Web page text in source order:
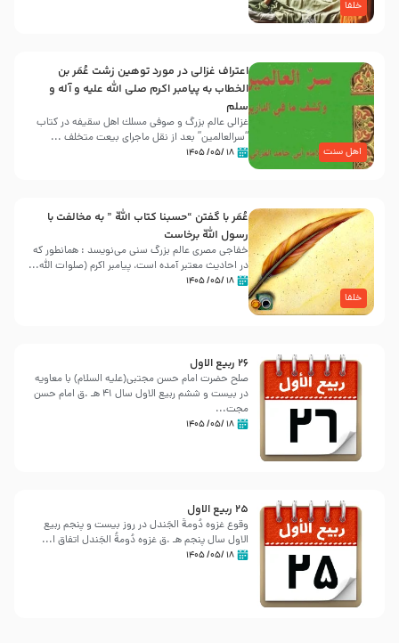
خلفا
اهل سنت
اعتراف غزالی در مورد توهین زشت عُمَر بن
الخطاب به پیامبر اکرم صلی الله علیه و آله و
سلم
غزالی عالم بزرگ و صوفی مسلك اهل سقيفه در کتاب
“سرالعالمین” بعد از نقل ماجرای بیعت متخلف ...
۱۸ /۰۵/ ۱۴۰۵
خلفا
عُمَر با گفتن “حسبنا كتاب اللّه ” به مخالفت با
رسول اللّه برخاست
خفاجی مصری عالم بزرگ سنی می‌نویسد : همانطور که
در احادیث معتبر آمده است، پیامبر اکرم (صلوات اللّه...
۱۸ /۰۵/ ۱۴۰۵
26 ربيع الاول
صلح حضرت امام حسن مجتبی(علیه السلام) با معاویه
در بیست و ششم ربیع الاول سال 41 هـ .ق امام حسن
مجت...
۱۸ /۰۵/ ۱۴۰۵
25 ربيع الاول
وقوع غزوه دُومةُ الجَندل در روز بیست و پنجم ربیع
الاول سال پنجم هـ .ق غزوه دُومةُ الجَندل اتفاق ا...
۱۸ /۰۵/ ۱۴۰۵